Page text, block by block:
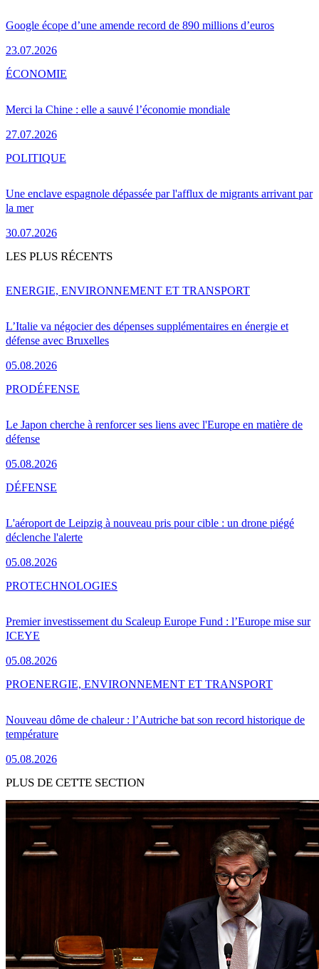
Google écope d’une amende record de 890 millions d’euros
23.07.2026
Merci la Chine : elle a sauvé l’économie mondiale
27.07.2026
ÉCONOMIE
Une enclave espagnole dépassée par l'afflux de migrants arrivant par
la mer
30.07.2026
POLITIQUE
LES PLUS RÉCENTS
L’Italie va négocier des dépenses supplémentaires en énergie et
défense avec Bruxelles
05.08.2026
ENERGIE, ENVIRONNEMENT ET TRANSPORT
Le Japon cherche à renforcer ses liens avec l'Europe en matière de
défense
05.08.2026
PRODÉFENSE
L'aéroport de Leipzig à nouveau pris pour cible : un drone piégé
déclenche l'alerte
05.08.2026
DÉFENSE
Premier investissement du Scaleup Europe Fund : l’Europe mise sur
ICEYE
05.08.2026
PROTECHNOLOGIES
Nouveau dôme de chaleur : l’Autriche bat son record historique de
température
05.08.2026
PROENERGIE, ENVIRONNEMENT ET TRANSPORT
PLUS DE CETTE SECTION